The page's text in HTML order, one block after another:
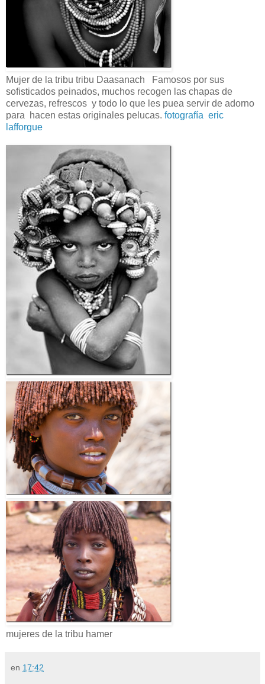
Mujer de la tribu tribu Daasanach Famosos por sus
sofisticados peinados, muchos recogen las chapas de
cervezas, refrescos y todo lo que les puea servir de adorno
para hacen estas originales pelucas. fotografía eric
lafforgue
mujeres de la tribu hamer
en 17:42